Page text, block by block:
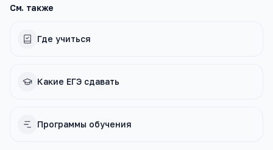
См. также
Где учиться
Какие ЕГЭ сдавать
Программы обучения